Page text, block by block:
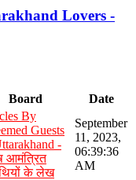
Lovers -
Board Date
By
Guests
-
आमंत्रित
के लेख
September
11, 2023,
06:39:36
AM